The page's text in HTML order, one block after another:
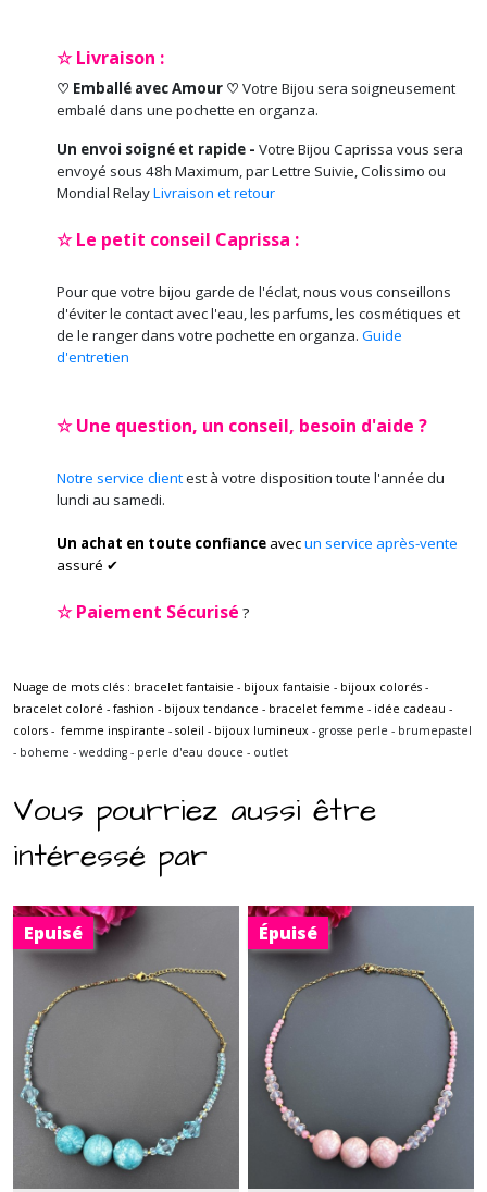
☆ Livraison :
♡ Emballé avec Amour ♡ Votre Bijou sera soigneusement
embalé dans une pochette en organza.
Un envoi soigné et rapide - Votre Bijou Caprissa vous sera
envoyé sous 48h Maximum, par Lettre Suivie, Colissimo ou
Mondial RelayLivraison et retour
☆ Le petit conseil Caprissa :
Pour que votre bijou garde de l'éclat, nous vous conseillons
d'éviter le contact avec l'eau, les parfums, les cosmétiques et
de le ranger dans votre pochette en organza. Guide
d'entretien
☆ Une question, un conseil, besoin d'aide ?
Notre service clientest à votre disposition toute l'année du
lundi au samedi.
Un achat en toute confiance avecun service après-vente
assuré ✔
☆Paiement Sécurisé ?
Nuage de mots clés : bracelet fantaisie - bijoux fantaisie - bijoux colorés -
bracelet coloré - fashion - bijoux tendance - bracelet femme - idée cadeau -
colors - femme inspirante - soleil - bijoux lumineux - grosse perle - brumepastel
- boheme - wedding - perle d'eau douce - outlet
Vous pourriez aussi être
intéressé par
Epuisé Épuisé